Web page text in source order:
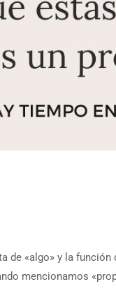
«algo» y la función
mencionamos